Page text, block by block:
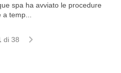
spa ha avviato le procedure
temp...
di 38